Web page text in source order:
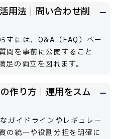
用法｜問い合わせ削
すには、Q&A（FAQ）ペー
問を事前に公開すること
の両立を図れます。
作り方｜運用をスム
ガイドラインやレギュレー
の統一や役割分担を明確に